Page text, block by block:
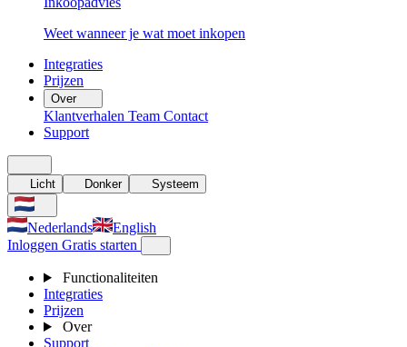
Weet wanneer je wat moet inkopen
Integraties
Prijzen
Over
Klantverhalen Team Contact
Support
Licht Donker Systeem
Nederlands
English
Inloggen Gratis starten
Functionaliteiten
Integraties
Prijzen
Over
Support